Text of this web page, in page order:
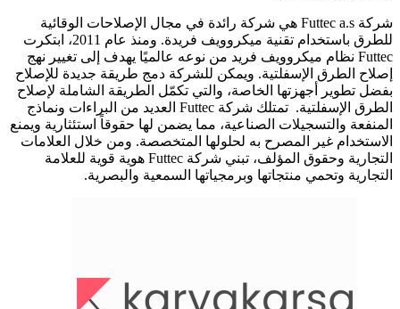
شركة Futtec a.s هي شركة رائدة في مجال الإصلاحات الوقائية
للطرق باستخدام تقنية ميكروويف فريدة. ومنذ عام 2011، ابتكرت
Futtec نظام ميكروويف فريد من نوعه عالميًا يهدف إلى تغيير نهج
إصلاح الطرق الإسفلتية. ويمكن للشركة دمج طريقة جديدة للإصلاح
بفضل تطوير أجهزتها الخاصة، والتي تكمّل الطريقة الشاملة لإصلاح
الطرق الإسفلتية.
تمتلك شركة Futtec العديد من البراءات ونماذج
المنفعة والتسجيلات الصناعية، مما يضمن لها حقوقاً استئثارية ويمنع
الاستخدام غير المصرح به لحلولها المتخصصة. ومن خلال العلامات
التجارية وحقوق المؤلف، تبني شركة Futtec هوية قوية للعلامة
التجارية وتحمي منتجاتها وبرمجياتها السمعية والبصرية.